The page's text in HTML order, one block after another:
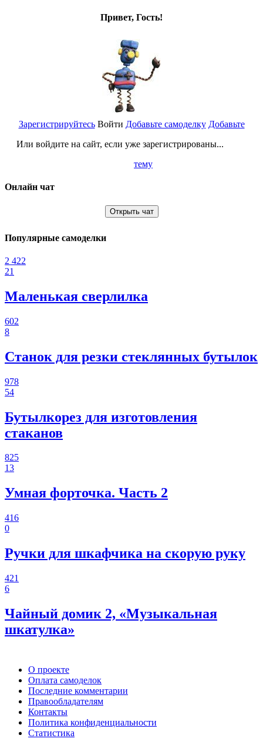
Привет, Гость!
Зарегистрируйтесь
Или войдите на сайт, если уже зарегистрированы...
Войти Добавьте самоделку Добавьте
тему
Онлайн чат
Открыть чат
Популярные самоделки
2 422
21
Маленькая сверлилка
602
8
Станок для резки стеклянных бутылок
978
54
Бутылкорез для изготовления
стаканов
825
13
Умная форточка. Часть 2
416
0
Ручки для шкафчика на скорую руку
421
6
Чайный домик 2, «Музыкальная
шкатулка»
О проекте
Оплата самоделок
Последние комментарии
Правообладателям
Контакты
Политика конфиденциальности
Статистика